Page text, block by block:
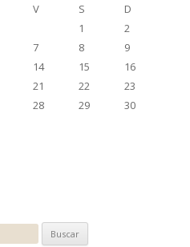
V S
D
1
2
7 8
9
14 15
16
21 22
23
28 29
30